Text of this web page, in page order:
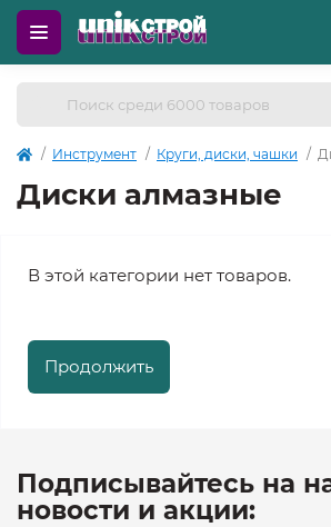
Инструмент Круги, диски, чашки
Диски алмазные
В этой категории нет товаров.
Продолжить
Подписывайтесь на
новости и акции: